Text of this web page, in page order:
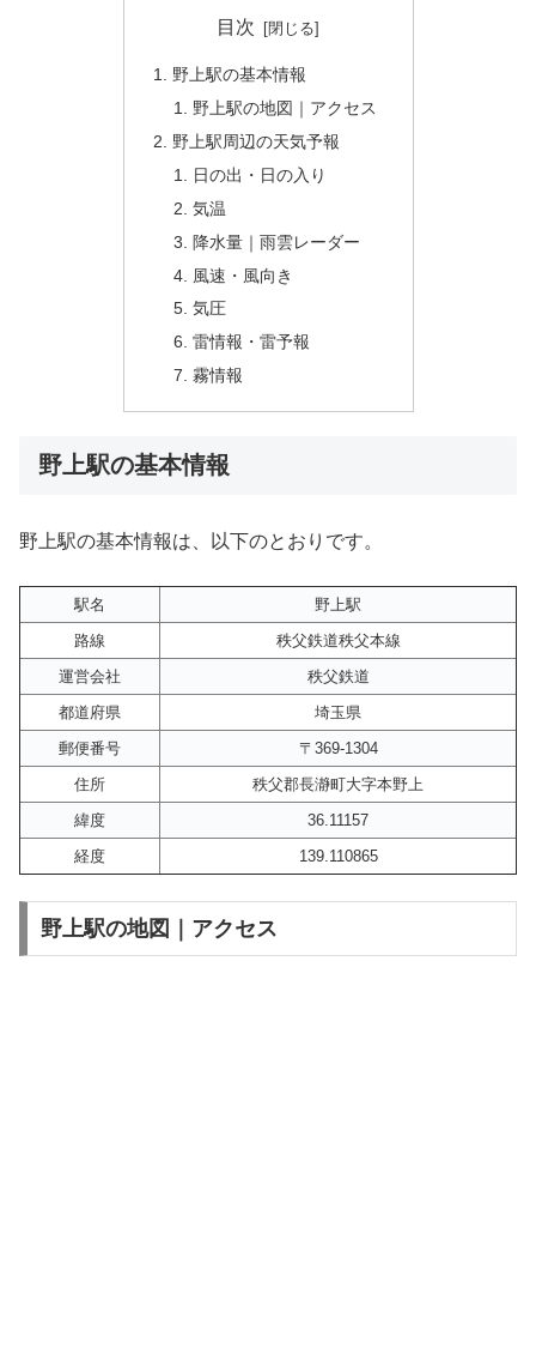
目次
野上駅の基本情報
野上駅の地図｜アクセス
野上駅周辺の天気予報
日の出・日の入り
気温
降水量｜雨雲レーダー
風速・風向き
気圧
雷情報・雷予報
霧情報
野上駅の基本情報
野上駅の基本情報は、以下のとおりです。
駅名
野上駅
路線
秩父鉄道秩父本線
運営会社
秩父鉄道
都道府県
埼玉県
郵便番号
〒369-1304
住所
秩父郡長瀞町大字本野上
緯度
36.11157
経度
139.110865
野上駅の地図｜アクセス